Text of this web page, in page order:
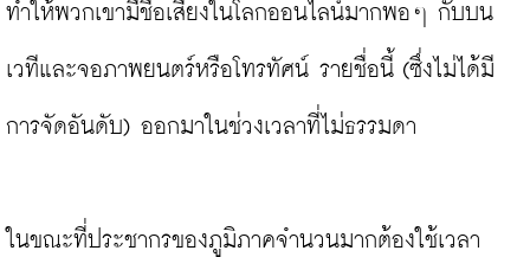
ทำให้พวกเขามีชื่อเสียงในโลกออนไลน์มากพอๆ กับบน
เวทีและจอภาพยนตร์หรือโทรทัศน์ รายชื่อนี้ (ซึ่งไม่ได้มี
การจัดอันดับ) ออกมาในช่วงเวลาที่ไม่ธรรมดา
ในขณะที่ประชากรของภูมิภาคจำนวนมากต้องใช้เวลา